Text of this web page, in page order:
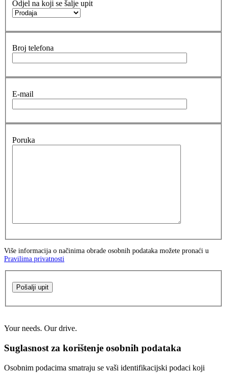
Odjel na koji se šalje upit
Broj telefona
E-mail
Poruka
Više informacija o načinima obrade osobnih podataka možete pronaći u
Pravilima privatnosti
Pošalji upit
Your needs. Our drive.
Suglasnost za korištenje osobnih podataka
Osobnim podacima smatraju se vaši identifikacijski podaci koji